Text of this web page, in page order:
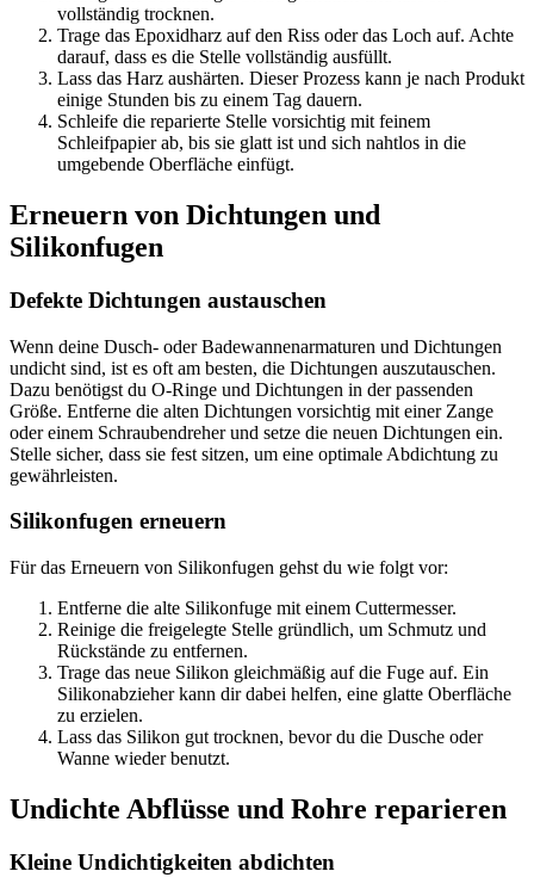
vollständig trocknen.
Trage das Epoxidharz auf den Riss oder das Loch auf. Achte
darauf, dass es die Stelle vollständig ausfüllt.
Lass das Harz aushärten. Dieser Prozess kann je nach Produkt
einige Stunden bis zu einem Tag dauern.
Schleife die reparierte Stelle vorsichtig mit feinem
Schleifpapier ab, bis sie glatt ist und sich nahtlos in die
umgebende Oberfläche einfügt.
Erneuern von Dichtungen und
Silikonfugen
Defekte Dichtungen austauschen
Wenn deine Dusch- oder Badewannenarmaturen und Dichtungen
undicht sind, ist es oft am besten, die Dichtungen auszutauschen.
Dazu benötigst du O-Ringe und Dichtungen in der passenden
Größe. Entferne die alten Dichtungen vorsichtig mit einer Zange
oder einem Schraubendreher und setze die neuen Dichtungen ein.
Stelle sicher, dass sie fest sitzen, um eine optimale Abdichtung zu
gewährleisten.
Silikonfugen erneuern
Für das Erneuern von Silikonfugen gehst du wie folgt vor:
Entferne die alte Silikonfuge mit einem Cuttermesser.
Reinige die freigelegte Stelle gründlich, um Schmutz und
Rückstände zu entfernen.
Trage das neue Silikon gleichmäßig auf die Fuge auf. Ein
Silikonabzieher kann dir dabei helfen, eine glatte Oberfläche
zu erzielen.
Lass das Silikon gut trocknen, bevor du die Dusche oder
Wanne wieder benutzt.
Undichte Abflüsse und Rohre reparieren
Kleine Undichtigkeiten abdichten